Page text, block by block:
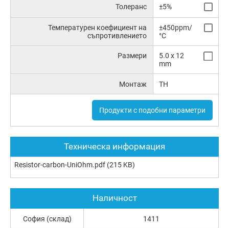
Толеранс ±5%
Температурен коефициент на
съпротивлението
±450ppm/
°C
Размери
5.0 x 12
mm
Монтаж TH
Продукти с подобни параметри
Техническа информация
Resistor-carbon-UniOhm.pdf (215 KB)
Наличност
София (склад) 1411